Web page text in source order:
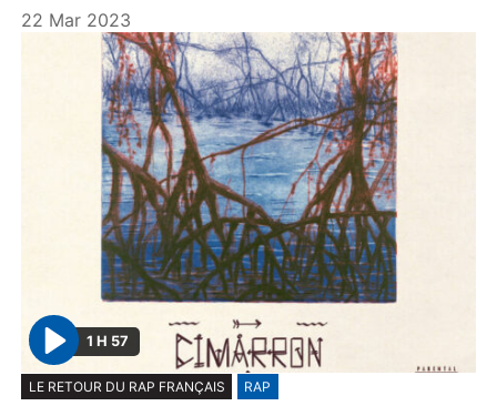
y
22 Mar 2023
P
l
1 H 57
LE RETOUR DU RAP FRANÇAIS RAP